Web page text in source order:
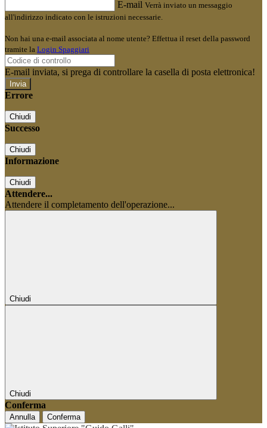
E-mail Verrà inviato un messaggio
all'indirizzo indicato con le istruzioni necessarie.
Non hai una e-mail associata al nome utente? Effettua il reset della password
tramite la Login Spaggiari
E-mail inviata, si prega di controllare la casella di posta elettronica!
Errore
Chiudi
Successo
Chiudi
Informazione
Chiudi
Attendere...
Attendere il completamento dell'operazione...
Chiudi
Chiudi
Conferma
Annulla Conferma